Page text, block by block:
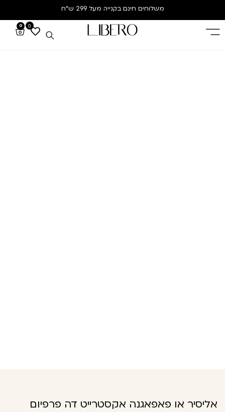
משלוחים חינם בקנייה מעל 299 ש”ח
0
0
אליסיר או פאפאגנה אקסטרייט דה פרפיום